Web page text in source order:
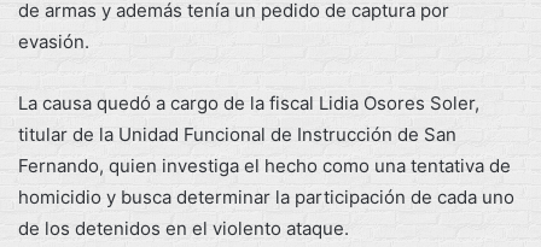
de armas y además tenía un pedido de captura por
evasión.
La causa quedó a cargo de la fiscal Lidia Osores Soler,
titular de la Unidad Funcional de Instrucción de San
Fernando, quien investiga el hecho como una tentativa de
homicidio y busca determinar la participación de cada uno
de los detenidos en el violento ataque.